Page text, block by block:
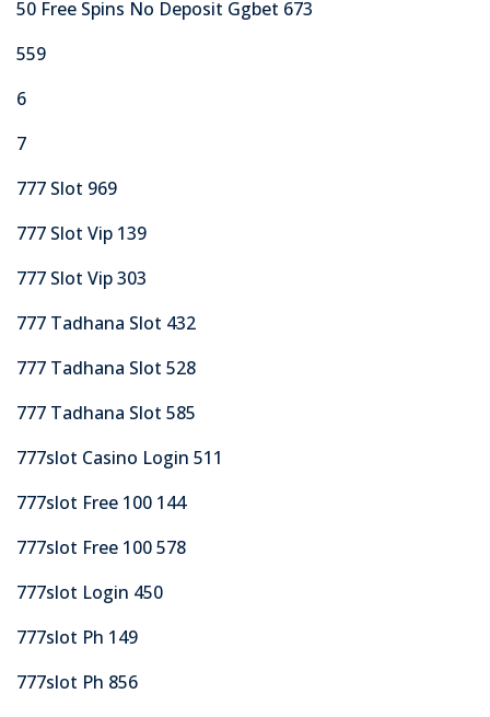
50 Free Spins No Deposit Ggbet 673
559
6
7
777 Slot 969
777 Slot Vip 139
777 Slot Vip 303
777 Tadhana Slot 432
777 Tadhana Slot 528
777 Tadhana Slot 585
777slot Casino Login 511
777slot Free 100 144
777slot Free 100 578
777slot Login 450
777slot Ph 149
777slot Ph 856